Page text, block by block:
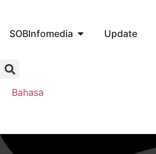
SOBInfomedia Update
Bahasa